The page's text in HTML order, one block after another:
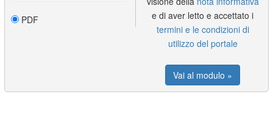
PDF
e di aver letto e accettato i
termini e le condizioni di
utilizzo del portale
Vai al modulo »